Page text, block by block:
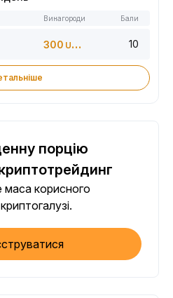
Винагороди Бали
300 USDT 10
порцію
маса корисного